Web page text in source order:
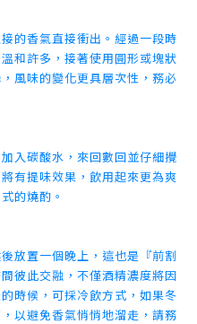
的香氣直接衝出。經過一段時
和許多，接著使用圓形或塊狀
風味的變化更具層次性，務必
入碳酸水，來回數回並仔細攪
有提味效果，飲用起來更為爽
的燒酌。
放置一個晚上，這也是『前割
彼此交融，不僅酒精濃度將因
時候，可採冷飲方式，如果冬
以避免香氣悄悄地溜走，請務